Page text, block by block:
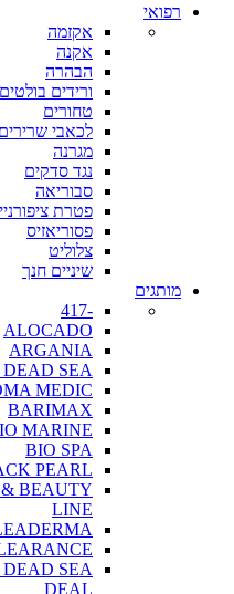
רפואי
אקזמה
אקנה
הבהרה
ורידים בולטים
טחורים
לכאבי
מגרנה
נגד סדקים
סבוריאה
פטרת
פסוריאזיס
צלוליט
שיניים חנך
מותגים
-417
ALOCADO
ARGANIA
SEA
MEDIC
BARIMAX
MARINE
BIO SPA
PEARL
BEAUTY
LINE
SEA
DEAL